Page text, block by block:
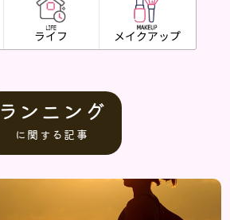
ライフ メイクアップ
ランニング
に関する記事